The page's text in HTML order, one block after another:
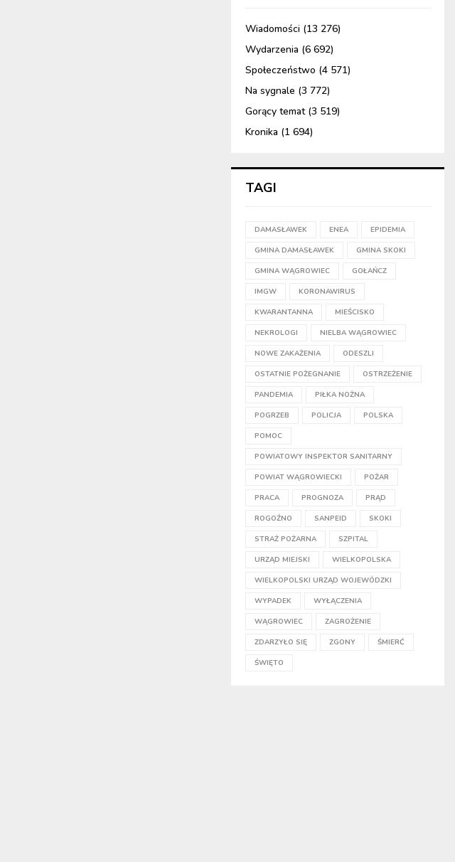
Wiadomości (13 276)
Wydarzenia (6 692)
Społeczeństwo (4 571)
Na sygnale (3 772)
Gorący temat(3 519)
Kronika (1 694)
TAGI
DAMASŁAWEK ENEA EPIDEMIA
GMINA DAMASŁAWEK GMINA SKOKI
GMINA WĄGROWIEC GOŁAŃCZ
IMGW KORONAWIRUS
KWARANTANNA MIEŚCISKO
NEKROLOGI NIELBA WĄGROWIEC
NOWE ZAKAŻENIA ODESZLI
OSTATNIE POŻEGNANIE OSTRZEŻENIE
PANDEMIA PIŁKA NOŻNA
POGRZEB POLICJA POLSKA
POMOC
POWIATOWY INSPEKTOR SANITARNY
POWIAT WĄGROWIECKI POŻAR
PRACA PROGNOZA PRĄD
ROGOŹNO SANPEID SKOKI
STRAŻ POŻARNA SZPITAL
URZĄD MIEJSKI WIELKOPOLSKA
WIELKOPOLSKI URZĄD WOJEWÓDZKI
WYPADEK WYŁĄCZENIA
WĄGROWIEC ZAGROŻENIE
ZDARZYŁO SIĘ ZGONY ŚMIERĆ
ŚWIĘTO